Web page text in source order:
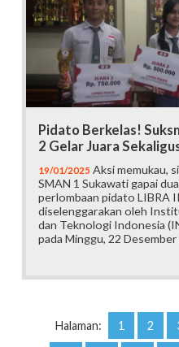
Pidato Berkelas!
2 Gelar Juara
19/01/2025 Aksi memukau,
SMAN 1 Sukawati gapai
perlombaan pidato LIBRA
diselenggarakan oleh
dan Teknologi Indonesia
pada Minggu, 22
Halaman: 1 2